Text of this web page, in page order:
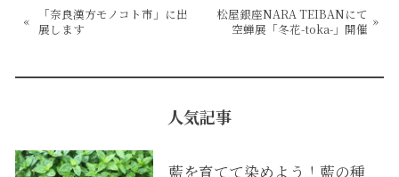
«
「奈良漢方モノコト市」に出
展します
松屋銀座NARA TEIBANにて
空蝉展「冬花-toka-」開催 »
人気記事
藍を育てて染めよう！藍の種